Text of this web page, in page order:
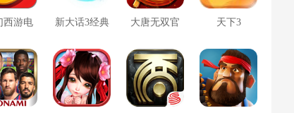
西游电 新大话3经典 大唐无双官 天下3